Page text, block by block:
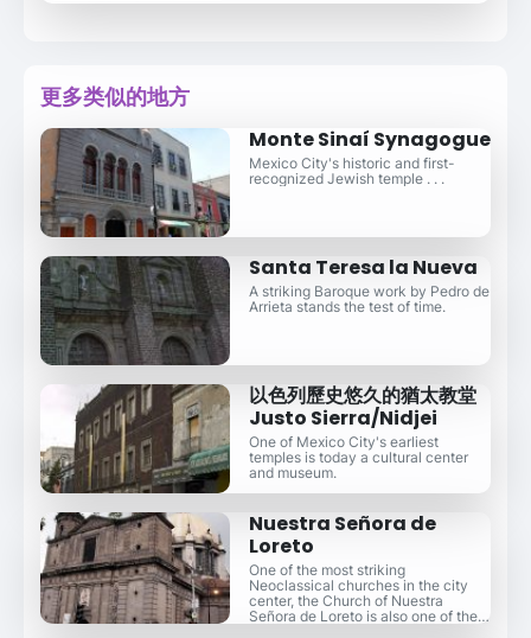
更多类似的地方
Monte Sinaí Synagogue
Mexico City's historic and first-
recognized Jewish temple . . .
Santa Teresa la Nueva
A striking Baroque work by Pedro de
Arrieta stands the test of time.
以色列歷史悠久的猶太教堂
Justo Sierra/Nidjei
One of Mexico City's earliest
temples is today a cultural center
and museum.
Nuestra Señora de
Loreto
One of the most striking
Neoclassical churches in the city
center, the Church of Nuestra
Señora de Loreto is also one of the